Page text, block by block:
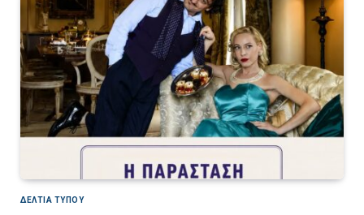
ΔΕΛΤΙΑ ΤΥΠΟΥ